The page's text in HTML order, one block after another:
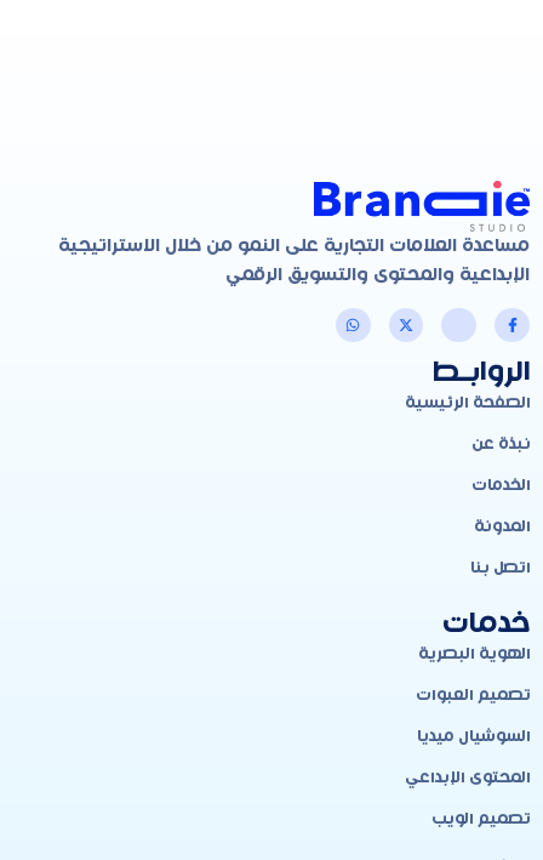
مساعدة العلامات التجارية على النمو من خلال الاستراتيجية
الإبداعية والمحتوى والتسويق الرقمي
الروابـط
الصفحة الرئيسية
نبذة عن
الخدمات
المدونة
اتصل بنا
خدمات
الهوية البصرية
تصميم العبوات
السوشيال ميديا
المحتوى الإبداعي
تصميم الويب